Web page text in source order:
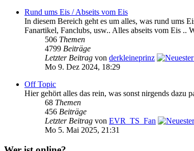
Rund ums Eis / Abseits vom Eis
In diesem Bereich geht es um alles, was rund ums
Fanartikel, Fanclubs, usw.. Alles abseits vom Eis ..
506 Themen
4799 Beiträge
Letzter Beitrag von derkleineprinz
Mo 9. Dez 2024, 18:29
Off Topic
Hier gehört alles das rein, was sonst nirgends dazu
68 Themen
456 Beiträge
Letzter Beitrag von EVR_TS_Fan
Mo 5. Mai 2025, 21:31